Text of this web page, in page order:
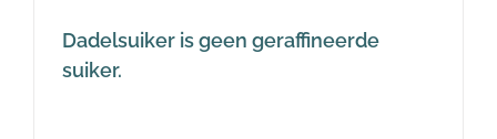
Dadelsuiker is geen geraffineerde
suiker.